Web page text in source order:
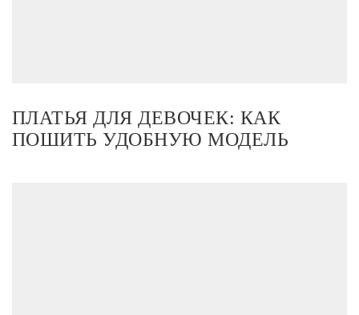
ПЛАТЬЯ ДЛЯ ДЕВОЧЕК: КАК
ПОШИТЬ УДОБНУЮ МОДЕЛЬ